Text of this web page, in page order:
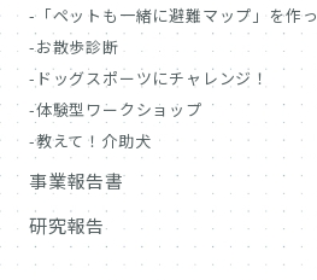
「ペットも一緒に避難マップ」を作
お散歩診断
ドッグスポーツにチャレンジ！
体験型ワークショップ
教えて！介助犬
事業報告書
研究報告